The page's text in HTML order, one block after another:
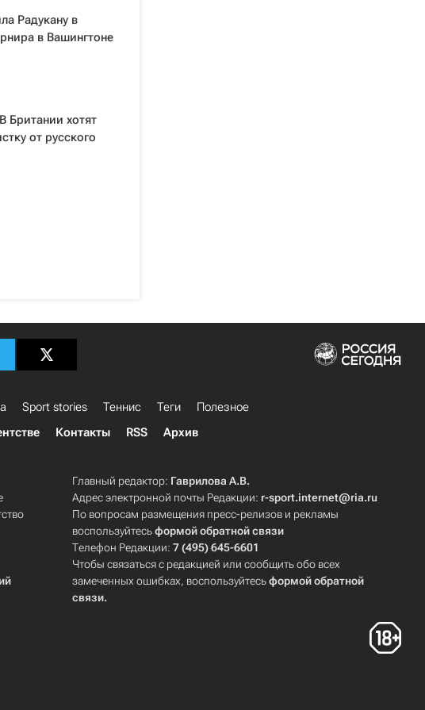
Радукану в
в Вашингтоне
Британии хотят
от русского
Sport stories Теннис Теги
Полезное
Контакты RSS Архив
Главный редактор: Гаврилова А.В.
Адрес электронной почты Редакции: r-sport.internet@ria.ru
По вопросам размещения пресс-релизов и рекламы
воспользуйтесьформой обратной связи
Телефон Редакции:7 (495) 645-6601
Чтобы связаться с редакцией или сообщить обо всех
замеченных ошибках, воспользуйтесьформой обратной
связи.